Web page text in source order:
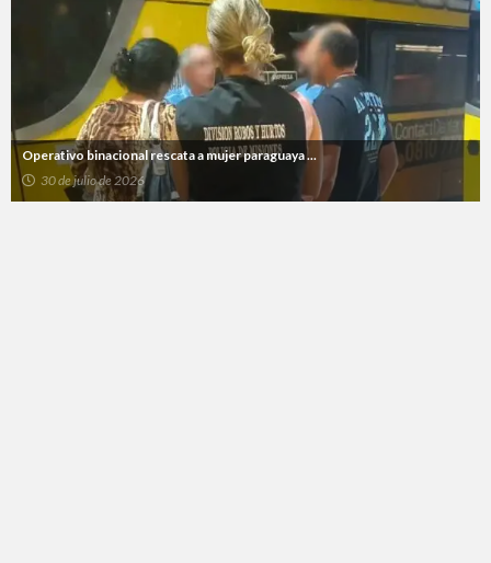
Operativo binacional rescata a mujer paraguaya ...
30 de julio de 2026